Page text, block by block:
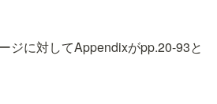
ジに対してAppendixがpp.20-93と